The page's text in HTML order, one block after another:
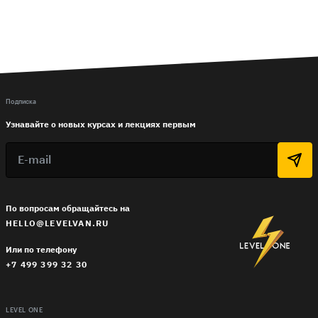
По вопросам обращайтесь на
HELLO@LEVELVAN.RU
Или по телефону
+7 499 399 32 30
LEVEL ONE
Подписка
Узнавайте о новых курсах и лекциях первым